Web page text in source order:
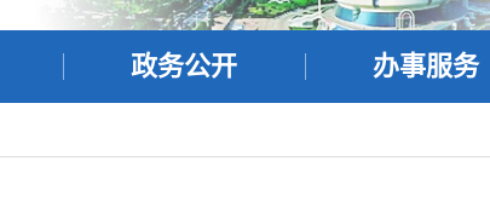
政务公开 办事服务